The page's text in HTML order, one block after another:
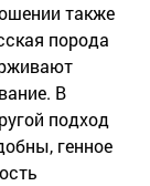
также
порода
В
подход
генное